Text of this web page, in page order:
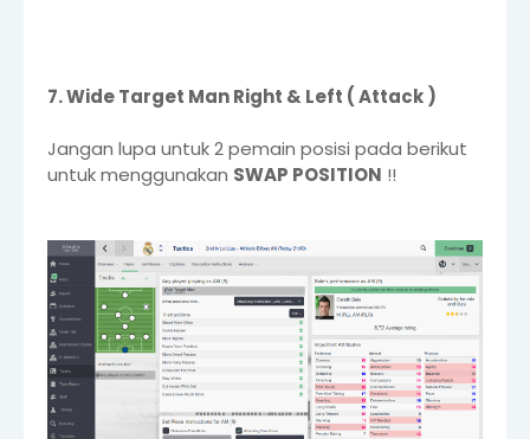
7. Wide Target Man Right & Left ( Attack )
Jangan lupa untuk 2 pemain posisi pada berikut
untuk menggunakan SWAP POSITION !!